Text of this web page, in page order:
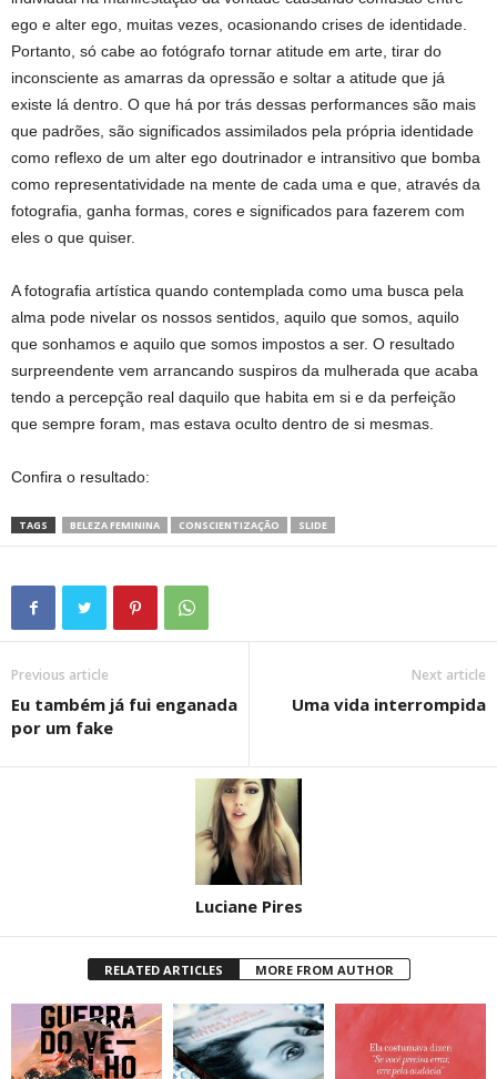
ego e alter ego, muitas vezes, ocasionando crises de identidade.
Portanto, só cabe ao fotógrafo tornar atitude em arte, tirar do
inconsciente as amarras da opressão e soltar a atitude que já
existe lá dentro. O que há por trás dessas performances são mais
que padrões, são significados assimilados pela própria identidade
como reflexo de um alter ego doutrinador e intransitivo que bomba
como representatividade na mente de cada uma e que, através da
fotografia, ganha formas, cores e significados para fazerem com
eles o que quiser.
A fotografia artística quando contemplada como uma busca pela
alma pode nivelar os nossos sentidos, aquilo que somos, aquilo
que sonhamos e aquilo que somos impostos a ser. O resultado
surpreendente vem arrancando suspiros da mulherada que acaba
tendo a percepção real daquilo que habita em si e da perfeição
que sempre foram, mas estava oculto dentro de si mesmas.
Confira o resultado:
TAGS BELEZA FEMININA CONSCIENTIZAÇÃO SLIDE
Previous article
Eu também já fui enganada
por um fake
Next article
Uma vida interrompida
Luciane Pires
RELATED ARTICLES MORE FROM AUTHOR